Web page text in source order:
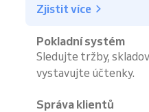
Zjistit více
Pokladní systém
Sledujte tržby,
vystavujte účtenky.
Správa klientů